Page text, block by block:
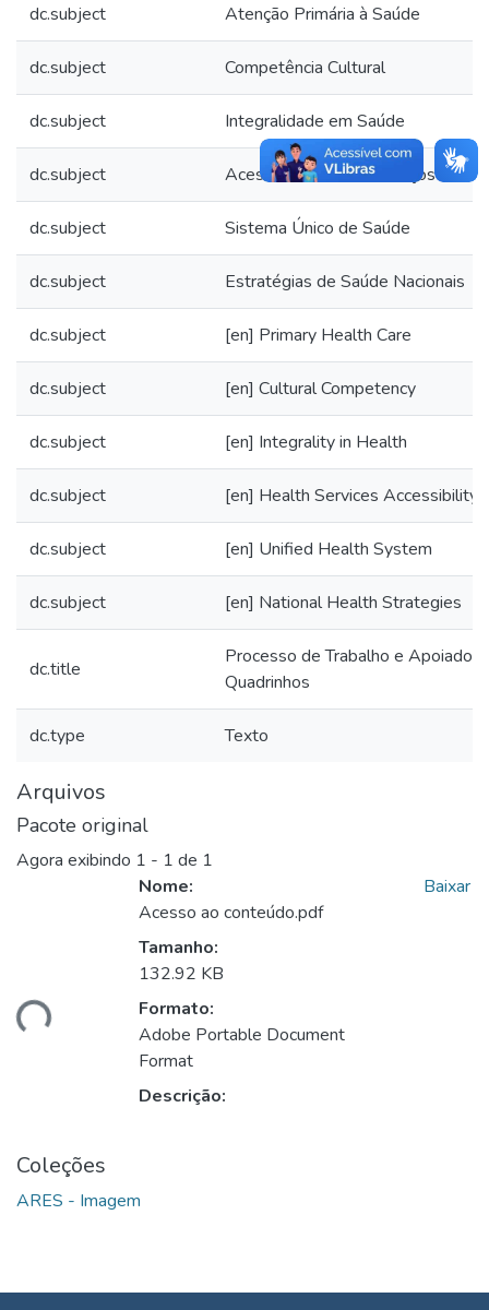
dc.subject Atenção Primária à Saúde
dc.subject Competência Cultural
dc.subject Integralidade em Saúde
dc.subject Acessibilidade aos Serviços de
dc.subject Sistema Único de Saúde
dc.subject Estratégias de Saúde Nacionais
dc.subject [en] Primary Health Care
dc.subject [en] Cultural Competency
dc.subject [en] Integrality in Health
dc.subject [en] Health Services Accessibility
dc.subject [en] Unified Health System
dc.subject [en] National Health Strategies
dc.title
Processo de Trabalho e
Quadrinhos
dc.type Texto
Arquivos
Pacote original
Agora exibindo 1 - 1 de 1
Nome:
Acesso ao conteúdo.pdf
Tamanho:
132.92 KB
Formato:
Adobe Portable Document
Format
Descrição:
Baixar
Coleções
ARES - Imagem